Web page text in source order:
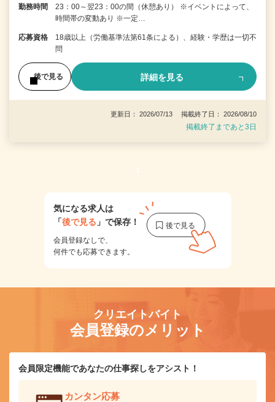
勤務時間
23：00～翌23：00の間（休憩あり） ※イベントによって、
時間帯の変動あり ※一定…
応募資格
18歳以上（労働基準法第61条による）、経験・学歴は一切不
問
後で見る 詳細を見る
更新日： 2026/07/13 掲載終了日： 2026/08/10
掲載終了まであと3日
1
気になる求人は
「後で見る 」で保存！
会員登録なしで、
何件でも応募できます。
クリエイトバイト
会員登録のメリット
会員限定機能であなたの仕事探しをアシスト！
カンタン応募